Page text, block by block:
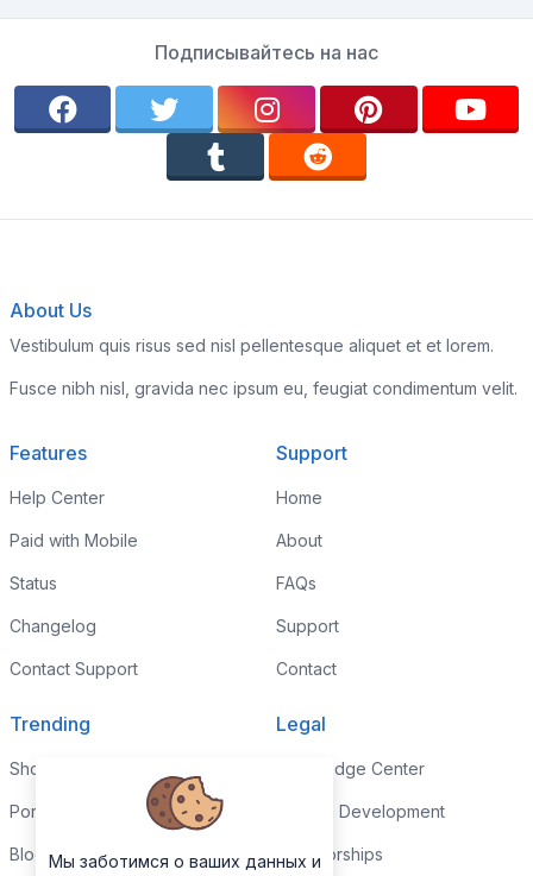
Подписывайтесь на нас
About Us
Vestibulum quis risus sed nisl pellentesque aliquet et et lorem.
Fusce nibh nisl, gravida nec ipsum eu, feugiat condimentum velit.
Features
Help Center
Paid with Mobile
Status
Changelog
Contact Support
Support
Home
About
FAQs
Support
Contact
Trending
Shop
Portfolio
Blog
Legal
Knowledge Center
Custom Development
Sponsorships
Мы заботимся о ваших данных и